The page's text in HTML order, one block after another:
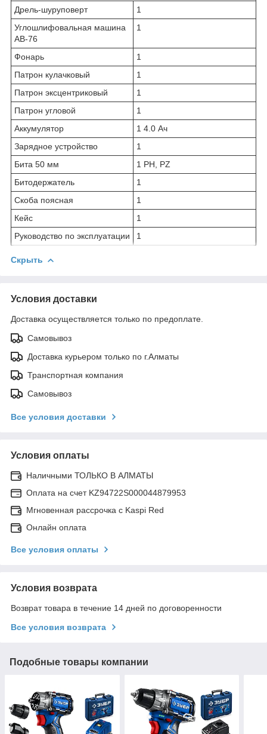
Дрель-шуруповерт
1
Углошлифовальная машина
AB-76
1
Фонарь
1
Патрон кулачковый
1
Патрон эксцентриковый
1
Патрон угловой
1
Аккумулятор
1 4.0 Ач
Зарядное устройство
1
Бита 50 мм
1 PH, PZ
Битодержатель
1
Скоба поясная
1
Кейс
1
Руководство по эксплуатации
1
Скрыть
Условия доставки
Доставка осуществляется только по предоплате.
Самовывоз
Доставка курьером только по г.Алматы
Транспортная компания
Самовывоз
Все условия доставки
Условия оплаты
Наличными ТОЛЬКО В АЛМАТЫ
Оплата на счет KZ94722S000044879953
Мгновенная рассрочка с Kaspi Red
Онлайн оплата
Все условия оплаты
Условия возврата
Возврат товара в течение 14 дней по договоренности
Все условия возврата
Подобные товары компании